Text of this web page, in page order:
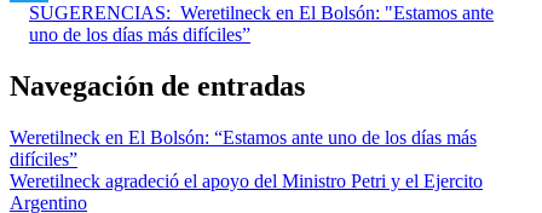
Twitter
SUGERENCIAS: Weretilneck en El Bolsón: "Estamos ante
uno de los días más difíciles”
Navegación de entradas
Weretilneck en El Bolsón: “Estamos ante uno de los días más
difíciles”
Weretilneck agradeció el apoyo del Ministro Petri y el Ejercito
Argentino